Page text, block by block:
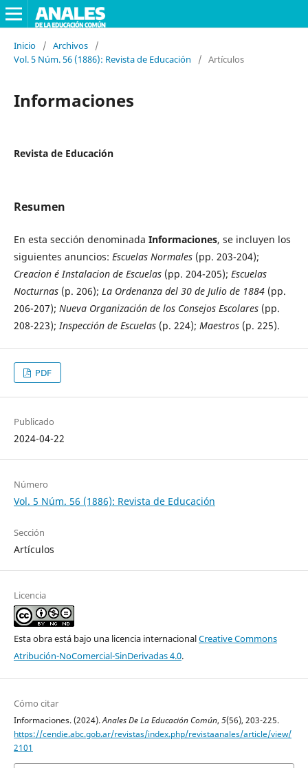
Inicio / Archivos
/
Vol. 5 Núm. 56 (1886): Revista de Educación
/ Artículos
Informaciones
Revista de Educación
Resumen
En esta sección denominada Informaciones, se incluyen los
siguientes anuncios: Escuelas Normales (pp. 203-204);
Creacion é Instalacion de Escuelas (pp. 204-205); Escuelas
Nocturnas (p. 206); La Ordenanza del 30 de Julio de 1884 (pp.
206-207); Nueva Organización de los Consejos Escolares (pp.
208-223);Inspección de Escuelas (p. 224); Maestros (p. 225).
PDF
Publicado
2024-04-22
Número
Vol. 5 Núm. 56 (1886): Revista de Educación
Sección
Artículos
Licencia
Esta obra está bajo una licencia internacionalCreative Commons
Atribución-NoComercial-SinDerivadas 4.0.
Cómo citar
Informaciones. (2024).Anales De La Educación Común, 5(56), 203-225.
https://cendie.abc.gob.ar/revistas/index.php/revistaanales/article/view/
2101